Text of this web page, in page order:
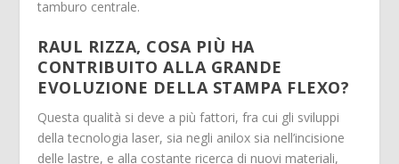
tamburo centrale.
RAUL RIZZA, COSA PIÙ HA
CONTRIBUITO ALLA GRANDE
EVOLUZIONE DELLA STAMPA FLEXO?
Questa qualità si deve a più fattori, fra cui gli sviluppi
della tecnologia laser, sia negli anilox sia nell’incisione
delle lastre, e alla costante ricerca di nuovi materiali,